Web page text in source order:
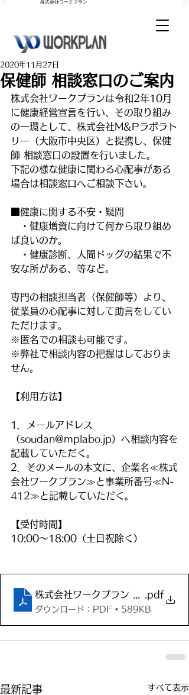
​株式会社ワークプラン
保健師 相談窓口のご案内
2020年11月27日
株式会社ワークプランは令和2年10月
に健康経営宣言を行い、その取り組み
の一環として、株式会社M&Pラボラト
リー（大阪市中央区）と提携し、保健
師 相談窓口の設置を行いました。
下記の様な健康に関わる心配事がある
場合は相談窓口へご相談下さい。
■健康に関する不安・疑問
・健康増資に向けて何から取り組め
ば良いのか。
・健康診断、人間ドッグの結果で不
安な所がある、等など。
専門の相談担当者（保健師等）より、
従業員の心配事に対して助言をしてい
ただけます。
※匿名での相談も可能です。
※弊社で相談内容の把握はしておりま
せん。
【利用方法】
1．メールアドレス
（soudan@mplabo.jp）へ相談内容を
記載していただく。
2．そのメールの本文に、企業名≪株式
会社ワークプラン≫と事業所番号≪N-
412≫と記載していただく。
【受付時間】
10:00〜18:00（土日祝除く）
株式会社ワークプラン 保健師相談窓
.pdf
ダウンロード：PDF • 589KB
最新記事 すべて表示